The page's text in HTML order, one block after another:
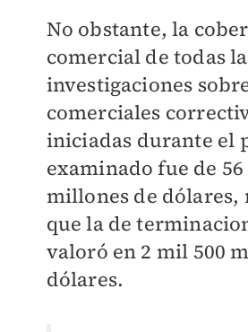
No obstante, la
comercial de todas
investigaciones
comerciales
iniciadas durante el
examinado fue de
millones de dólares,
que la de
valoró en 2 mil 500
dólares.